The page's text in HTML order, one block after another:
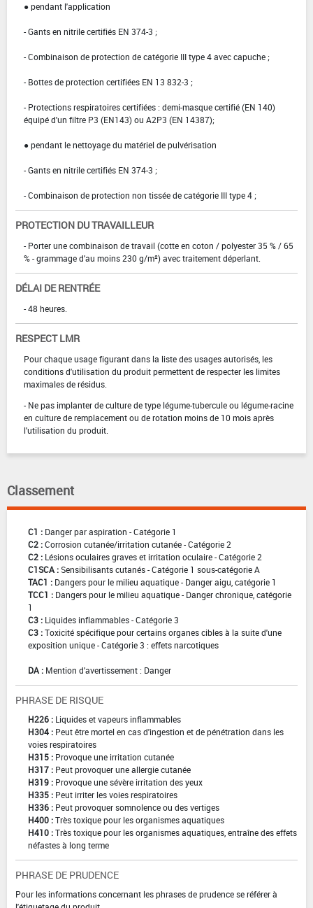
● pendant l'application
- Gants en nitrile certifiés EN 374-3 ;
- Combinaison de protection de catégorie III type 4 avec capuche ;
- Bottes de protection certifiées EN 13 832-3 ;
- Protections respiratoires certifiées : demi-masque certifié (EN 140)
équipé d'un filtre P3 (EN143) ou A2P3 (EN 14387);
● pendant le nettoyage du matériel de pulvérisation
- Gants en nitrile certifiés EN 374-3 ;
- Combinaison de protection non tissée de catégorie III type 4 ;
PROTECTION DU TRAVAILLEUR
- Porter une combinaison de travail (cotte en coton / polyester 35 % / 65
% - grammage d'au moins 230 g/m²) avec traitement déperlant.
DÉLAI DE RENTRÉE
- 48 heures.
RESPECT LMR
Pour chaque usage figurant dans la liste des usages autorisés, les
conditions d'utilisation du produit permettent de respecter les limites
maximales de résidus.
- Ne pas implanter de culture de type légume-tubercule ou légume-racine
en culture de remplacement ou de rotation moins de 10 mois après
l'utilisation du produit.
Classement
C1 : Danger par aspiration - Catégorie 1
C2 :Corrosion cutanée/irritation cutanée - Catégorie 2
C2 : Lésions oculaires graves et irritation oculaire - Catégorie 2
C1SCA :Sensibilisants cutanés - Catégorie 1 sous-catégorie A
TAC1 : Dangers pour le milieu aquatique - Danger aigu, catégorie 1
TCC1 : Dangers pour le milieu aquatique - Danger chronique, catégorie
1
C3 : Liquides inflammables - Catégorie 3
C3 :Toxicité spécifique pour certains organes cibles à la suite d'une
exposition unique - Catégorie 3 : effets narcotiques
DA : Mention d'avertissement : Danger
PHRASE DE RISQUE
H226 : Liquides et vapeurs inflammables
H304 : Peut être mortel en cas d'ingestion et de pénétration dans les
voies respiratoires
H315 : Provoque une irritation cutanée
H317 : Peut provoquer une allergie cutanée
H319 : Provoque une sévère irritation des yeux
H335 : Peut irriter les voies respiratoires
H336 : Peut provoquer somnolence ou des vertiges
H400 :Très toxique pour les organismes aquatiques
H410 :Très toxique pour les organismes aquatiques, entraîne des effets
néfastes à long terme
PHRASE DE PRUDENCE
Pour les informations concernant les phrases de prudence se référer à